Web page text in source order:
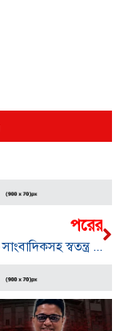
পরের
বাঁশখালীতে সাংবাদিকসহ স্বতন্ত্র প্রার্থীর সমর্থকদের বিরুদ্ধে মামলা